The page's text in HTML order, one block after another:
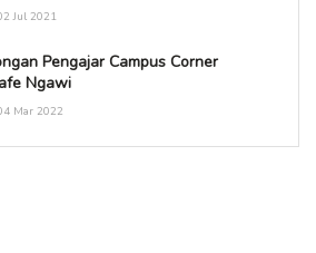
Jul 2021
Pengajar Campus Corner
Ngawi
Mar 2022